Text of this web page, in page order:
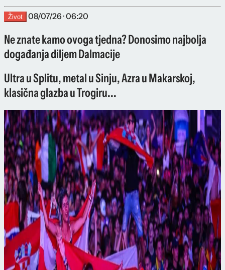
Život 08/07/26 · 06:20
Ne znate kamo ovoga tjedna? Donosimo najbolja
događanja diljem Dalmacije
Ultra u Splitu, metal u Sinju, Azra u Makarskoj,
klasična glazba u Trogiru...